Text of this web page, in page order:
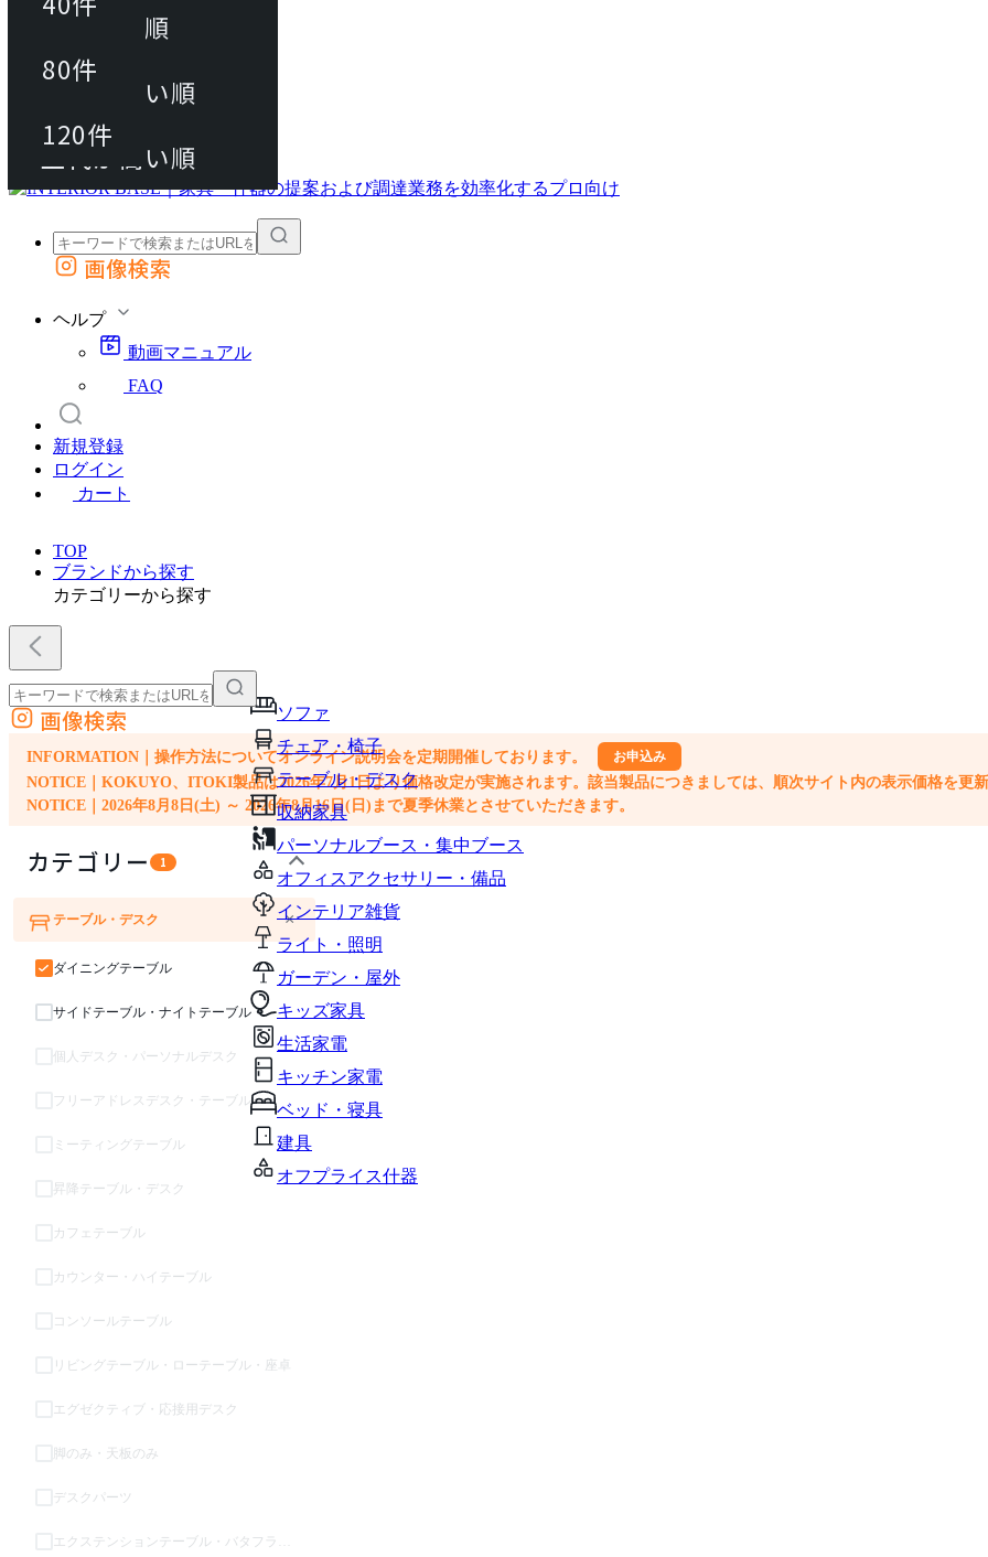
動画マニュアル
FAQ
カート
外部サイトの商品をカートに追加
画像検索
ヘルプ
動画マニュアル
FAQ
新規登録
ログイン
カート
TOP
ブランドから探す
カテゴリーから探す
ソファ
チェア・椅子
テーブル・デスク
収納家具
パーソナルブース・集中ブース
オフィスアクセサリー・備品
インテリア雑貨
ライト・照明
ガーデン・屋外
キッズ家具
生活家電
キッチン家電
ベッド・寝具
建具
オフプライス什器
外部サイトの商品をカートに追加
他のサイトで見つけた商品ページのURLを貼り付けて、カートに追加できます
画像検索
INFORMATION｜操作方法についてオンライン説明会を定期開催しております。 お申込み
NOTICE｜KOKUYO、ITOKI製品は2026年7月1日より価格改定が実施されます。該当製品につきましては、順次サイト内の表示価格を更新
NOTICE｜2026年8月8日(土) ～ 2026年8月16日(日)まで夏季休業とさせていただきます。
カテゴリー 1
ソファ
チェア・椅子
テーブル・デスク ×
ダイニングテーブル
サイドテーブル・ナイトテーブル
個人デスク・パーソナルデスク
フリーアドレスデスク・テーブル
ミーティングテーブル
昇降テーブル・デスク
カフェテーブル
カウンター・ハイテーブル
コンソールテーブル
リビングテーブル・ローテーブル・座卓
エグゼクティブ・応接用デスク
脚のみ・天板のみ
デスクパーツ
80件
120件
おすすめ順
上代が安い順
上代が高い順
80件
120件